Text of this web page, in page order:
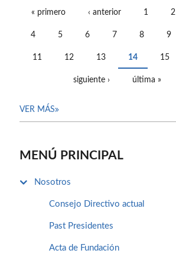
« primero ‹ anterior 1 2
4 5 6 7 8 9
11 12 13 14 15
siguiente › última »
VER MÁS
MENÚ PRINCIPAL
Nosotros
Consejo Directivo actual
Past Presidentes
Acta de Fundación